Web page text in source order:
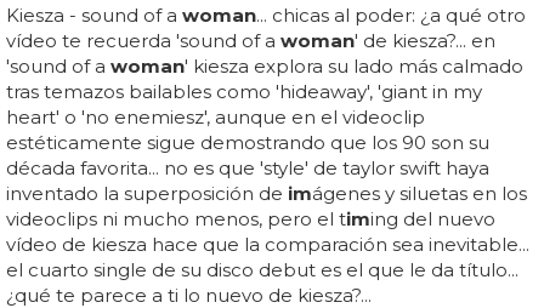
Kiesza - sound of a woman... chicas al poder: ¿a qué otro
vídeo te recuerda 'sound of a woman' de kiesza?... en
'sound of a woman' kiesza explora su lado más calmado
tras temazos bailables como 'hideaway', 'giant in my
heart' o 'no enemiesz', aunque en el videoclip
estéticamente sigue demostrando que los 90 son su
década favorita... no es que 'style' de taylor swift haya
inventado la superposición de imágenes y siluetas en los
videoclips ni mucho menos, pero el timing del nuevo
vídeo de kiesza hace que la comparación sea inevitable...
el cuarto single de su disco debut es el que le da título...
¿qué te parece a ti lo nuevo de kiesza?...